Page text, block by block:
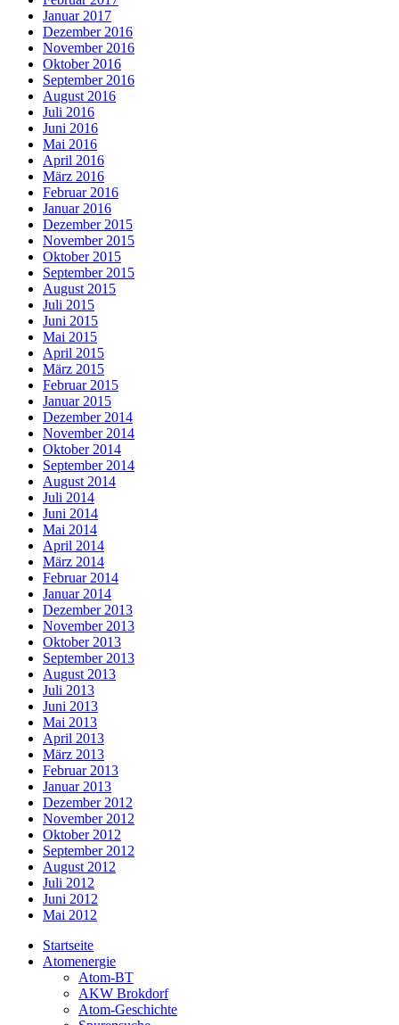
Januar 2017
Dezember 2016
November 2016
Oktober 2016
September 2016
August 2016
Juli 2016
Juni 2016
Mai 2016
April 2016
März 2016
Februar 2016
Januar 2016
Dezember 2015
November 2015
Oktober 2015
September 2015
August 2015
Juli 2015
Juni 2015
Mai 2015
April 2015
März 2015
Februar 2015
Januar 2015
Dezember 2014
November 2014
Oktober 2014
September 2014
August 2014
Juli 2014
Juni 2014
Mai 2014
April 2014
März 2014
Februar 2014
Januar 2014
Dezember 2013
November 2013
Oktober 2013
September 2013
August 2013
Juli 2013
Juni 2013
Mai 2013
April 2013
März 2013
Februar 2013
Januar 2013
Dezember 2012
November 2012
Oktober 2012
September 2012
August 2012
Juli 2012
Juni 2012
Mai 2012
Startseite
Atomenergie
Atom-BT
AKW Brokdorf
Atom-Geschichte